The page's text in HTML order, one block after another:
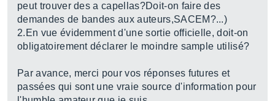
peut trouver des a capellas?Doit-on faire des
demandes de bandes aux auteurs,SACEM?...)
2.En vue évidemment d'une sortie officielle, doit-on
obligatoirement déclarer le moindre sample utilisé?
Par avance, merci pour vos réponses futures et
passées qui sont une vraie source d'information pour